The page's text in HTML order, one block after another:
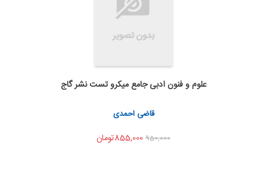
به من اطلاع بده
اشتراک گذاری
علوم و فنون ادبی جامع میکرو تست نشر گاج
قاضی احمدی
950,000